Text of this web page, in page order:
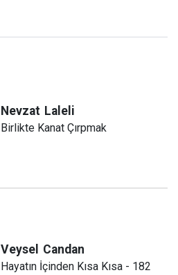
Nevzat Laleli
Birlikte Kanat Çırpmak
Veysel Candan
Hayatın İçinden Kısa Kısa - 182